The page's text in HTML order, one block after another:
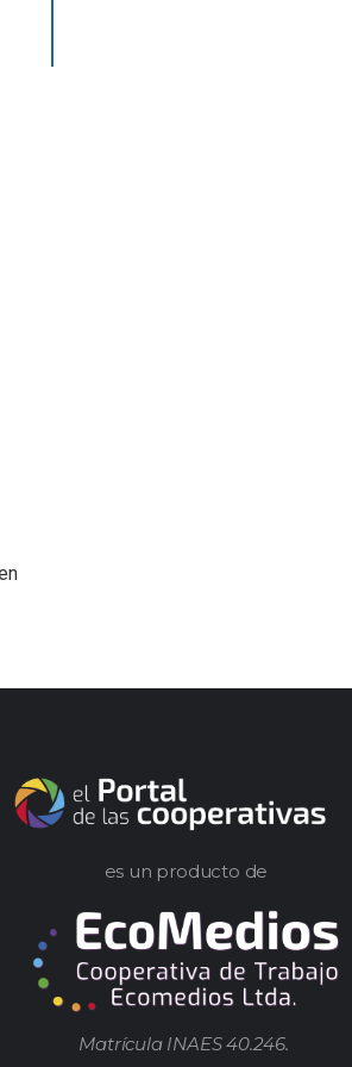
es un producto de
Matrícula INAES 40.246.